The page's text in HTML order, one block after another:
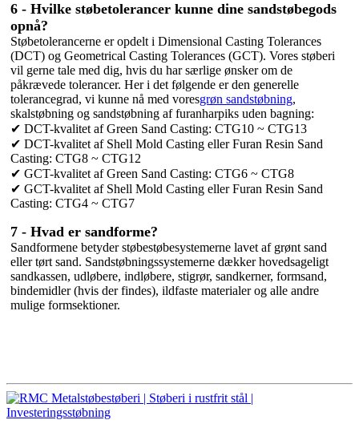
6 - Hvilke støbetolerancer kunne dine sandstøbegods
opnå?
Støbetolerancerne er opdelt i Dimensional Casting Tolerances
(DCT) og Geometrical Casting Tolerances (GCT). Vores støberi
vil gerne tale med dig, hvis du har særlige ønsker om de
påkrævede tolerancer. Her i det følgende er den generelle
tolerancegrad, vi kunne nå med voresgrøn sandstøbning,
skalstøbning og sandstøbning af furanharpiks uden bagning:
✔ DCT-kvalitet af Green Sand Casting: CTG10 ~ CTG13
✔ DCT-kvalitet af Shell Mold Casting eller Furan Resin Sand
Casting: CTG8 ~ CTG12
✔ GCT-kvalitet af Green Sand Casting: CTG6 ~ CTG8
✔ GCT-kvalitet af Shell Mold Casting eller Furan Resin Sand
Casting: CTG4 ~ CTG7
7 - Hvad er sandforme?
Sandformene betyder støbestøbesystemerne lavet af grønt sand
eller tørt sand. Sandstøbningssystemerne dækker hovedsageligt
sandkassen, udløbere, indløbere, stigrør, sandkerner, formsand,
bindemidler (hvis der findes), ildfaste materialer og alle andre
mulige formsektioner.